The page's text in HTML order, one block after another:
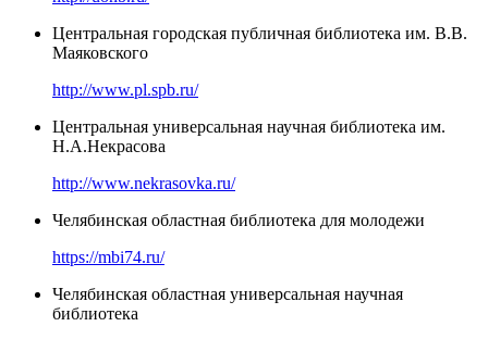
Центральная городская публичная библиотека им. В.В.
Маяковского
http://www.pl.spb.ru/
Центральная универсальная научная библиотека им.
Н.А.Некрасова
http://www.nekrasovka.ru/
Челябинская областная библиотека для молодежи
https://mbi74.ru/
Челябинская областная универсальная научная
библиотека